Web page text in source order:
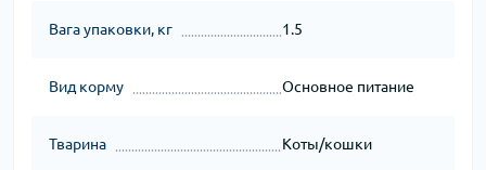
Вага упаковки, кг 1.5
Вид корму Основное питание
Тварина Коты/кошки